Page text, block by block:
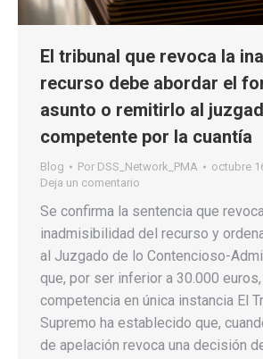
El tribunal que revoca la
recurso debe abordar el
asunto o remitirlo al
competente por la cuantía
Blog Por DSS_Network_PMA
octubre
Deja un comentario
Se confirma la sentencia que
inadmisibilidad del recurso y
al Juzgado de lo Contencioso-
que, por ser inferior a 30.000
competencia en única instancia El
Supremo ha establecido que,
de apelación revoca una decisión